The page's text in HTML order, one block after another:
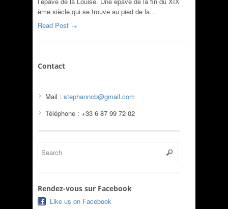
ème siècle qui se trouve au pied de la…
Read Post →
Contact
Mail : stephanncb@gmail.com
Téléphone : +33 6 87 99 72 02
Rendez-vous sur Facebook
Like us on Facebook